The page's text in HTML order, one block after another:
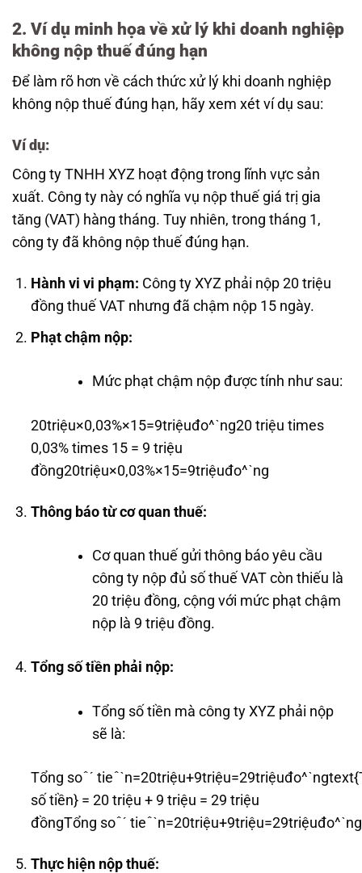
2. Ví dụ minh họa về xử lý khi doanh nghiệp
không nộp thuế đúng hạn
Để làm rõ hơn về cách thức xử lý khi doanh nghiệp
không nộp thuế đúng hạn, hãy xem xét ví dụ sau:
Ví dụ:
Công ty TNHH XYZ hoạt động trong lĩnh vực sản
xuất. Công ty này có nghĩa vụ nộp thuế giá trị gia
tăng (VAT) hàng tháng. Tuy nhiên, trong tháng 1,
công ty đã không nộp thuế đúng hạn.
Hành vi vi phạm: Công ty XYZ phải nộp 20 triệu
đồng thuế VAT nhưng đã chậm nộp 15 ngày.
Phạt chậm nộp:
Mức phạt chậm nộp được tính như sau:
20triệu×0,03%×15=9triệuđo^ˋng20 triệu times
0,03% times 15 = 9 triệu
đồng20triệu×0,03%×15=9triệuđo^ˋng
Thông báo từ cơ quan thuế:
Cơ quan thuế gửi thông báo yêu cầu
công ty nộp đủ số thuế VAT còn thiếu là
20 triệu đồng, cộng với mức phạt chậm
nộp là 9 triệu đồng.
Tổng số tiền phải nộp:
Tổng số tiền mà công ty XYZ phải nộp
sẽ là:
Tổng soˆˊ
số tiền} = 20 triệu + 9 triệu = 29 triệu
đồngTổng soˆˊ tieˆˋn=20triệu+9triệu=29triệuđo^ˋng
Thực hiện nộp thuế: